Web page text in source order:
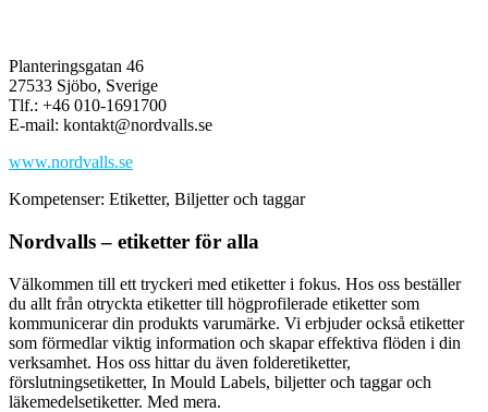
Planteringsgatan 46
27533 Sjöbo, Sverige
Tlf.: +46 010-1691700
E-mail: kontakt@nordvalls.se
www.nordvalls.se
Kompetenser: Etiketter, Biljetter och taggar
Nordvalls – etiketter för alla
Välkommen till ett tryckeri med etiketter i fokus. Hos oss beställer
du allt från otryckta etiketter till högprofilerade etiketter som
kommunicerar din produkts varumärke. Vi erbjuder också etiketter
som förmedlar viktig information och skapar effektiva flöden i din
verksamhet. Hos oss hittar du även folderetiketter,
förslutningsetiketter, In Mould Labels, biljetter och taggar och
läkemedelsetiketter. Med mera.